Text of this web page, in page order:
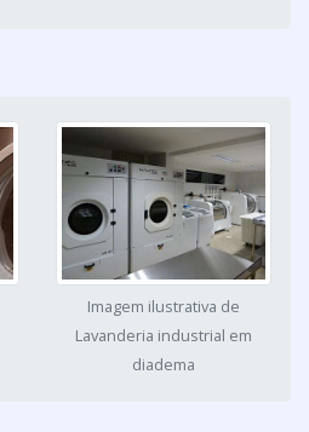
Imagem ilustrativa de
Lavanderia industrial em
diadema